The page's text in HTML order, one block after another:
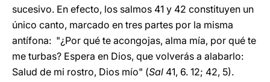
sucesivo. En efecto, los salmos 41 y 42 constituyen un
único canto, marcado en tres partes por la misma
antífona: "¿Por qué te acongojas, alma mía, por qué te
me turbas? Espera en Dios, que volverás a alabarlo:
Salud de mi rostro, Dios mío" (Sal 41, 6. 12; 42, 5).